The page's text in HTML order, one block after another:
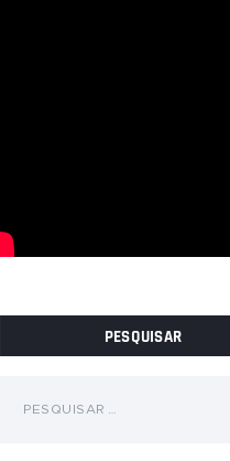
PESQUISAR
por: